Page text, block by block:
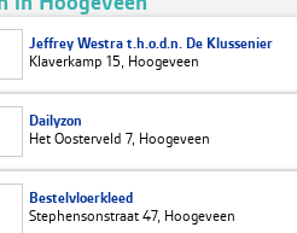
Jeffrey Westra t.h.o.d.n. De Klussenier
Klaverkamp 15, Hoogeveen
Dailyzon
Het Oosterveld 7, Hoogeveen
Bestelvloerkleed
Stephensonstraat 47, Hoogeveen